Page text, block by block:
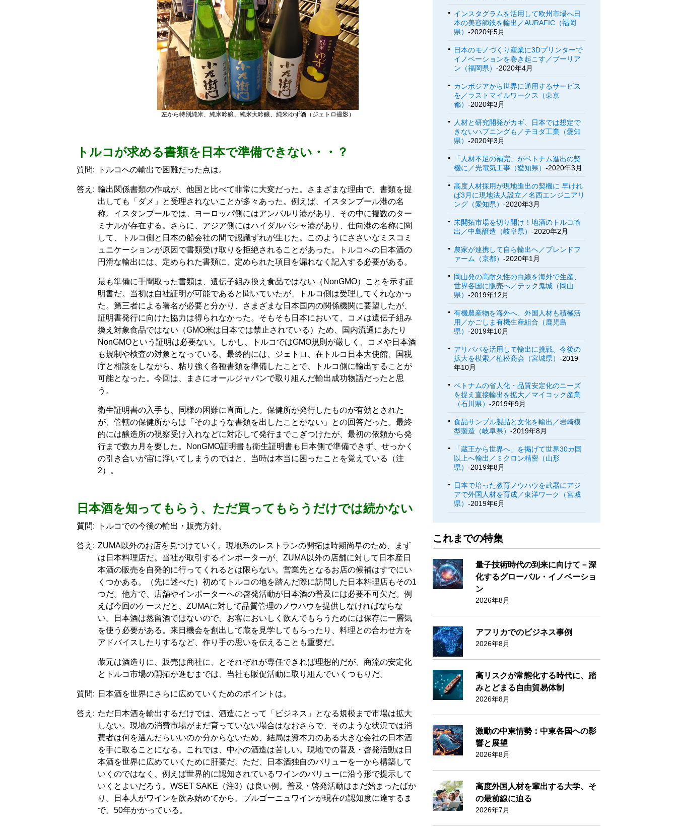
左から特別純米、純米吟醸、純米大吟醸、純米ゆず酒（ジェトロ撮影）
トルコが求める書類を日本で準備できない・・？
質問: トルコへの輸出で困難だった点は。
答え: 輸出関係書類の作成が、他国と比べて非常に大変だった。さまざまな理由で、書類を提
出しても「ダメ」と受理されないことが多々あった。例えば、イスタンブール港の名
称。イスタンブールでは、ヨーロッパ側にはアンバルリ港があり、その中に複数のター
ミナルが存在する。さらに、アジア側にはハイダルパシャ港があり、仕向港の名称に関
して、トルコ側と日本の船会社の間で認識ずれが生じた。このようにささいなミスコミ
ュニケーションが原因で書類受け取りを拒絶されることがあった。トルコへの日本酒の
円滑な輸出には、定められた書類に、定められた項目を漏れなく記入する必要がある。
最も準備に手間取った書類は、遺伝子組み換え食品ではない（NonGMO）ことを示す証
明書だ。当初は自社証明が可能であると聞いていたが、トルコ側は受理してくれなかっ
た。第三者による署名が必要と分かり、さまざまな日本国内の関係機関に要望したが、
証明書発行に向けた協力は得られなかった。そもそも日本において、コメは遺伝子組み
換え対象食品ではない（GMO米は日本では禁止されている）ため、国内流通にあたり
NonGMOという証明は必要ない。しかし、トルコではGMO規則が厳しく、コメや日本酒
も規制や検査の対象となっている。最終的には、ジェトロ、在トルコ日本大使館、国税
庁と相談をしながら、粘り強く各種書類を準備したことで、トルコ側に輸出することが
可能となった。今回は、まさにオールジャパンで取り組んだ輸出成功物語だったと思
う。
衛生証明書の入手も、同様の困難に直面した。保健所が発行したものが有効とされた
が、管轄の保健所からは「そのような書類を出したことがない」との回答だった。最終
的には醸造所の視察受け入れなどに対応して発行までこぎつけたが、最初の依頼から発
行まで数カ月を要した。NonGMO証明書も衛生証明書も日本側で準備できず、せっかく
の引き合いが宙に浮いてしまうのではと、当時は本当に困ったことを覚えている（注
2）。
日本酒を知ってもらう、ただ買ってもらうだけでは続かない
質問: トルコでの今後の輸出・販売方針。
答え: ZUMA以外のお店を見つけていく。現地系のレストランの開拓は時期尚早のため、まず
は日本料理店だ。当社が取引するインポーターが、ZUMA以外の店舗に対して日本産日
本酒の販売を自発的に行ってくれるとは限らない。営業先となるお店の候補はすでにい
くつかある。（先に述べた）初めてトルコの地を踏んだ際に訪問した日本料理店もその1
つだ。他方で、店舗やインポーターへの啓発活動が日本酒の普及には必要不可欠だ。例
えば今回のケースだと、ZUMAに対して品質管理のノウハウを提供しなければならな
い。日本酒は蒸留酒ではないので、お客においしく飲んでもらうためには保存に一層気
を使う必要がある。来日機会を創出して蔵を見学してもらったり、料理との合わせ方を
アドバイスしたりするなど、作り手の思いを伝えることも重要だ。
蔵元は酒造りに、販売は商社に、とそれぞれが専任できれば理想的だが、商流の安定化
とトルコ市場の開拓が進むまでは、当社も販促活動に取り組んでいくつもりだ。
質問: 日本酒を世界にさらに広めていくためのポイントは。
答え: ただ日本酒を輸出するだけでは、酒造にとって「ビジネス」となる規模まで市場は拡大
しない。現地の消費市場がまだ育っていない場合はなおさらで、そのような状況では消
費者は何を選んだらいいのか分からないため、結局は資本力のある大きな会社の日本酒
を手に取ることになる。これでは、中小の酒造は苦しい。現地での普及・啓発活動は日
本酒を世界に広めていくために肝要だ。ただ、日本酒独自のバリューを一から構築して
いくのではなく、例えば世界的に認知されているワインのバリューに沿う形で提示して
いくとよいだろう。WSET SAKE（注3）は良い例。普及・啓発活動はまだ始まったばか
り。日本人がワインを飲み始めてから、ブルゴーニュワインが現在の認知度に達するま
で、50年かかっている。
インスタグラムを活用して欧州市場へ日
本の美容師鋏を輸出／AURAFIC（福岡
県）-2020年5月
日本のモノづくり産業に3Dプリンターで
イノベーションを巻き起こす／ブーリア
ン（福岡県）-2020年4月
カンボジアから世界に通用するサービス
を／ラストマイルワークス（東京
都）-2020年3月
人材と研究開発がカギ、日本では想定で
きないハプニングも／チヨダ工業（愛知
県）-2020年3月
「人材不足の補完」がベトナム進出の契
機に／光電気工事（愛知県）-2020年3月
高度人材採用が現地進出の契機に 早けれ
ば3月に現地法人設立／名西エンジニアリ
ング（愛知県）-2020年3月
未開拓市場を切り開け！地酒のトルコ輸
出／中島醸造（岐阜県）-2020年2月
農家が連携して自ら輸出へ／ブレンドフ
ァーム（京都）-2020年1月
岡山発の高耐久性の白線を海外で生産、
世界各国に販売へ／テック鬼城（岡山
県）-2019年12月
有機農産物を海外へ、外国人材も積極活
用／かごしま有機生産組合（鹿児島
県）-2019年10月
アリババを活用して輸出に挑戦、今後の
拡大を模索／植松商会（宮城県）-2019
年10月
ベトナムの省人化・品質安定化のニーズ
を捉え直接輸出を拡大／マイコック産業
（石川県）-2019年9月
食品サンプル製品と文化を輸出／岩崎模
型製造（岐阜県）-2019年8月
「蔵王から世界へ」を掲げて世界30カ国
以上へ輸出／ミクロン精密（山形
県）-2019年8月
日本で培った教育ノウハウを武器にアジ
アで外国人材を育成／東洋ワーク（宮城
県）-2019年6月
これまでの特集
量子技術時代の到来に向けて－深
化するグローバル・イノベーショ
ン
2026年8月
アフリカでのビジネス事例
2026年8月
高リスクが常態化する時代に、踏
みとどまる自由貿易体制
2026年8月
激動の中東情勢：中東各国への影
響と展望
2026年8月
高度外国人材を輩出する大学、そ
の最前線に迫る
2026年7月